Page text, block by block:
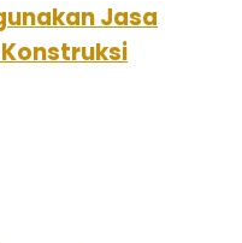
Jasa
Konstruksi